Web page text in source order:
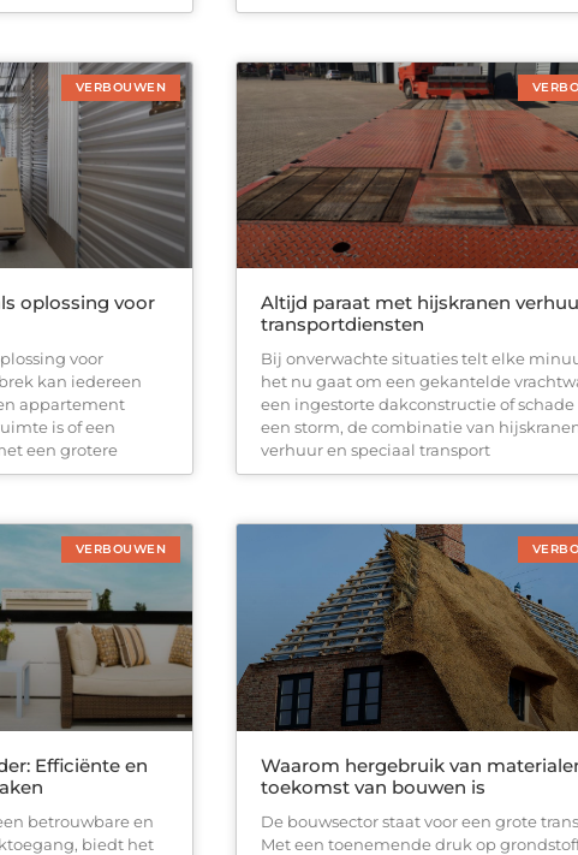
VERBOUWEN
oplossing voor
voor
kan iedereen
appartement
is of een
een grotere
Altijd paraat met hijskranen
transportdiensten
Bij onverwachte situaties telt elke
het nu gaat om een gekantelde
een ingestorte dakconstructie of schade
een storm, de combinatie van
verhuur en speciaal transport
VERBOUWEN
Efficiënte en
betrouwbare en
biedt het
Waarom hergebruik van
toekomst van bouwen is
De bouwsector staat voor een grote
Met een toenemende druk op